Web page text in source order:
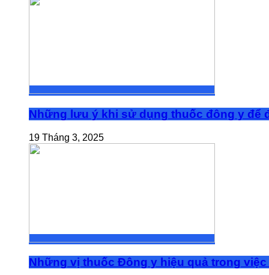
Những lưu ý khi sử dụng thuốc đông y để
19 Tháng 3, 2025
Những vị thuốc Đông y hiệu quả trong việc